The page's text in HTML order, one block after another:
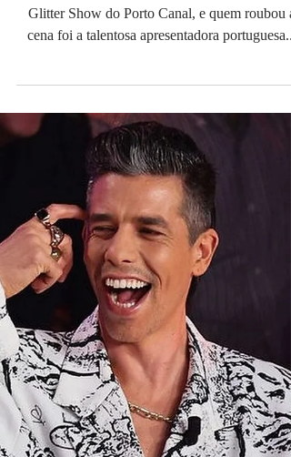
Carina Caldeira
Show do Porto Canal
com Fato da João Sousa
Brand
O brilho e o glamour estiveram em destaque no
Glitter Show do Porto Canal, e quem roubou a
cena foi a talentosa apresentadora portuguesa...